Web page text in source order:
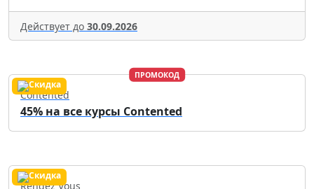
Действует до 30.09.2026
ПРОМОКОД
Contented
45% на все курсы Contented
Rendez Vous